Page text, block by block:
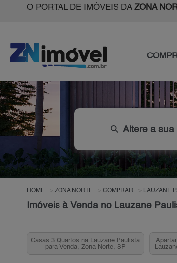
O PORTAL DE IMÓVEIS DA ZONA
search Altere a sua
HOME ZONA NORTE COMPRAR LAUZANE
Imóveis à Venda no Lauzane
Casas 3 Quartos na Lauzane Paulista
para Venda, Zona Norte, SP